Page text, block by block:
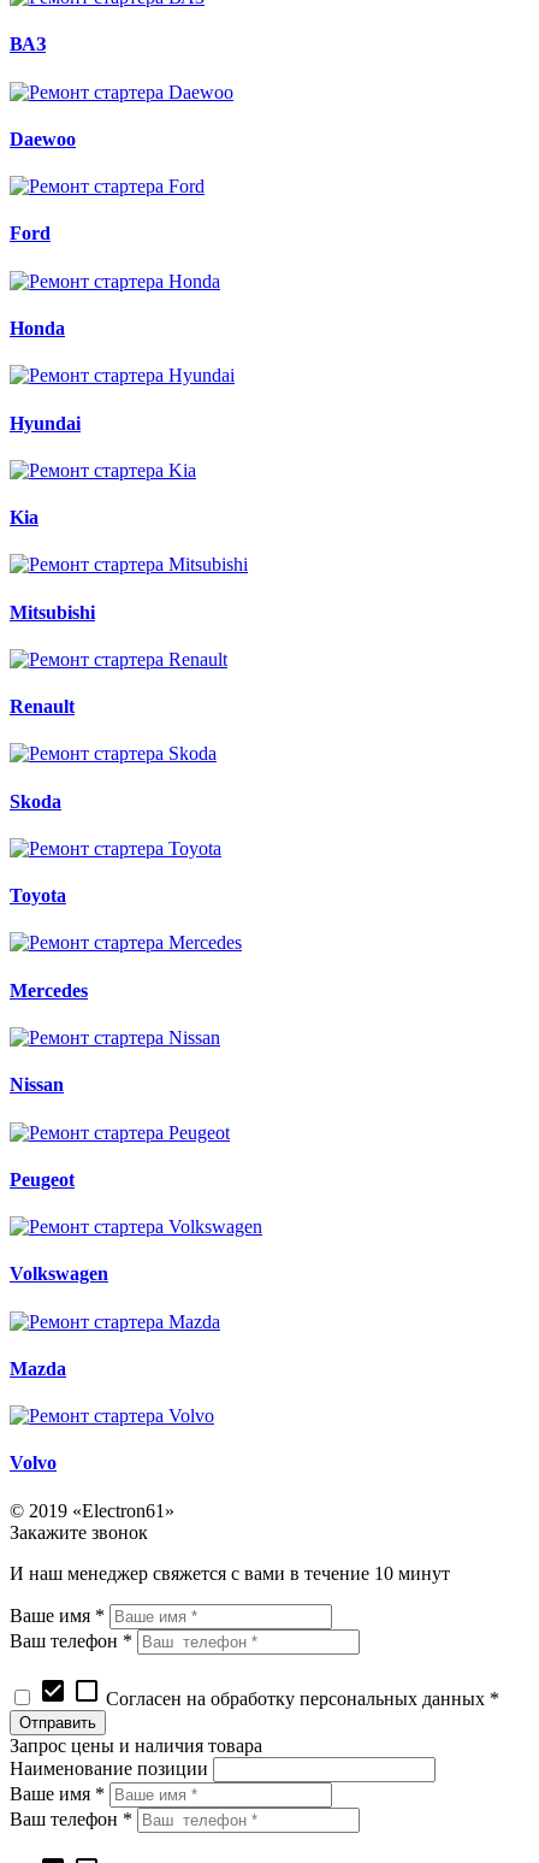
ВАЗ
Daewoo
Ford
Honda
Hyundai
Kia
Mitsubishi
Renault
Skoda
Toyota
Mercedes
Nissan
Peugeot
Volkswagen
Mazda
Volvo
© 2019 «Electron61»
Закажите звонок
И наш менеджер свяжется с вами в течение 10 минут
Ваше имя *
Ваш телефон *
check_box check_box_outline_blank Согласен на обработку персональных данных *
Запрос цены и наличия товара
Наименование позиции
Ваше имя *
Ваш телефон *